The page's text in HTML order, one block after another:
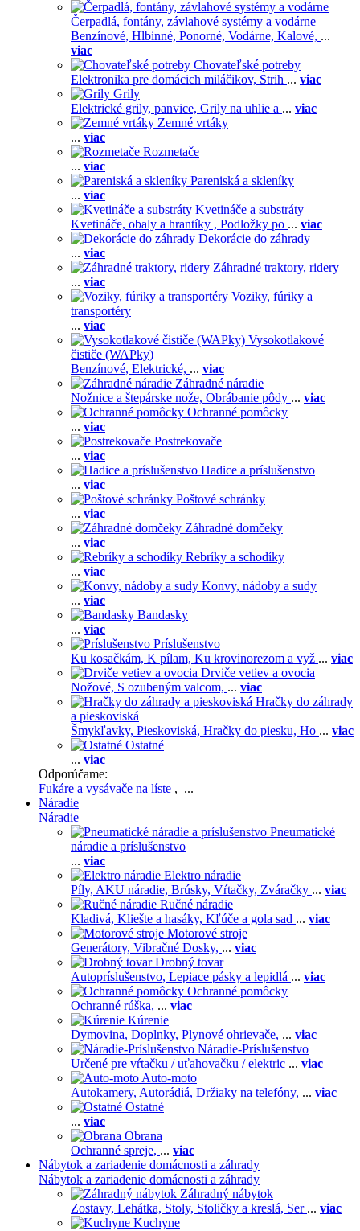
Čerpadlá, fontány, závlahové systémy a vodárne
Benzínové, Hlbinné, Ponorné, Vodárne, Kalové, ...
viac
Chovateľské potreby
Elektronika pre domácich miláčikov, Strih ... viac
Grily
Elektrické grily, panvice, Grily na uhlie a ... viac
Zemné vrtáky
... viac
Rozmetače
... viac
Pareniská a skleníky
... viac
Kvetináče a substráty
Kvetináče, obaly a hrantíky , Podložky po ... viac
Dekorácie do záhrady
... viac
Záhradné traktory, ridery
... viac
Voziky, fúriky a
transportéry
... viac
Vysokotlakové
čističe (WAPky)
Benzínové, Elektrické, ... viac
Záhradné náradie
Nožnice a štepárske nože, Obrábanie pôdy ... viac
Ochranné pomôcky
... viac
Postrekovače
... viac
Hadice a príslušenstvo
... viac
Poštové schránky
... viac
Záhradné domčeky
... viac
Rebríky a schodíky
... viac
Konvy, nádoby a sudy
... viac
Bandasky
... viac
Príslušenstvo
Ku kosačkám, K pílam, Ku krovinorezom a vyž ... viac
Drviče vetiev a ovocia
Nožové, S ozubeným valcom, ... viac
Hračky do záhrady
a pieskoviská
Šmykľavky, Pieskoviská, Hračky do piesku, Ho ... viac
Ostatné
... viac
Odporúčame:
Fukáre a vysávače na líste , ...
Náradie
Náradie
Pneumatické
náradie a príslušenstvo
... viac
Elektro náradie
Píly, AKU náradie, Brúsky, Vŕtačky, Zváračky ... viac
Ručné náradie
Kladivá, Kliešte a hasáky, Kľúče a gola sad ... viac
Motorové stroje
Generátory, Vibračné Dosky, ... viac
Drobný tovar
Autopríslušenstvo, Lepiace pásky a lepidlá ... viac
Ochranné pomôcky
Ochranné rúška, ... viac
Kúrenie
Dymovina, Doplnky, Plynové ohrievače, ... viac
Náradie-Príslušenstvo
Určené pre vŕtačku / uťahovačku / elektric ... viac
Auto-moto
Autokamery, Autorádiá, Držiaky na telefóny, ... viac
Ostatné
... viac
Obrana
Ochranné spreje, ... viac
Nábytok a zariadenie domácnosti a záhrady
Nábytok a zariadenie domácnosti a záhrady
Záhradný nábytok
Zostavy, Lehátka, Stoly, Stoličky a kreslá, Ser ... viac
Kuchyne